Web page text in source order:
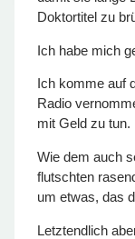
Doktortitel zu
Ich habe mich
Ich komme auf
Radio
mit Geld zu
Wie dem auch
flutschten
um etwas, das
Letztendlich